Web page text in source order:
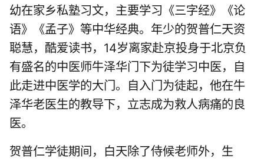
幼在家乡私塾习文，主要学习《三字经》《论
语》《孟子》等中华经典。年少的贺普仁天资
聪慧，酷爱读书，14岁离家赴京投身于北京负
有盛名的中医师牛泽华门下为徒学习中医，自
此走进中医学的大门。自入门为徒起，他在牛
泽华老医生的教导下，立志成为救人病痛的良
医。
贺普仁学徒期间，白天除了侍候老师外，生